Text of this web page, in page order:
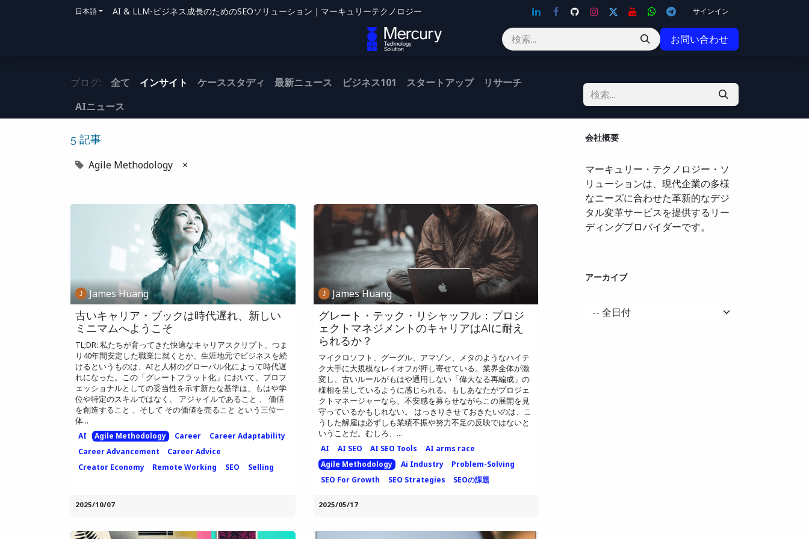
日本語 AI & LLM-ビジネス成長のためのSEOソリューション｜マーキュリーテクノロジー サインイン
お問い合わせ お問い合わせ
ブログ: 全て インサイト ケーススタディ 最新ニュース ビジネス101 スタートアップ
リサーチ
AIニュース
5 記事
Agile Methodology ×
James Huang
古いキャリア・ブックは時代遅れ、新しい
ミニマムへようこそ
TL;DR: 私たちが育ってきた快適なキャリアスクリプト、つま
り40年間安定した職業に就くとか、生涯地元でビジネスを続
けるというものは、AIと人材のグローバル化によって時代遅
れになった。この「グレートフラット化」において、プロフ
ェッショナルとしての妥当性を示す新たな基準は、もはや学
位や特定のスキルではなく、 アジャイルであること 、 価値
を創造すること 、そして その価値を売ること という三位一
体...
AI Agile Methodology Career
Career Adaptability
Career Advancement
Career Advice
Creator Economy
Remote Working SEO Selling
2025/10/07
James Huang
グレート・テック・リシャッフル：プロジ
ェクトマネジメントのキャリアはAIに耐え
られるか？
マイクロソフト、グーグル、アマゾン、メタのようなハイテ
ク大手に大規模なレイオフが押し寄せている。業界全体が激
変し、古いルールがもはや通用しない「偉大なる再編成」の
様相を呈しているように感じられる。もしあなたがプロジェ
クトマネージャーなら、不安感を募らせながらこの展開を見
守っているかもしれない。 はっきりさせておきたいのは、こ
うした解雇は必ずしも業績不振や努力不足の反映ではないと
いうことだ。むしろ、...
AI AI SEO AI SEO Tools
AI arms race
Agile Methodology
Ai Industry
Problem-Solving
SEO For Growth
SEO Strategies SEOの課題
2025/05/17
会社概要
マーキュリー・テクノロジー・ソ
リューションは、現代企業の多様
なニーズに合わせた革新的なデジ
タル変革サービスを提供するリー
ディングプロバイダーです。
アーカイブ